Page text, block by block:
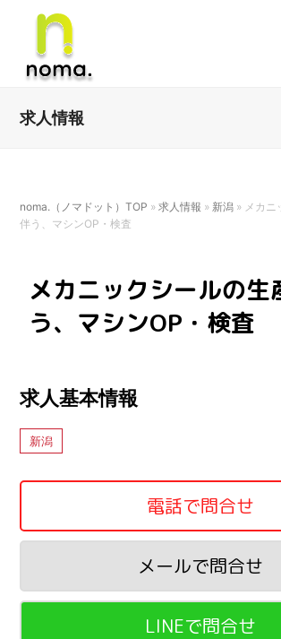
求人情報
noma.（ノマドット）TOP »求人情報 » 新潟 » メカ
伴う、マシンOP・検査
メカニックシールの生
う、マシンOP・検査
求人基本情報
新潟
電話で問合せ
メールで問合せ
LINEで問合せ